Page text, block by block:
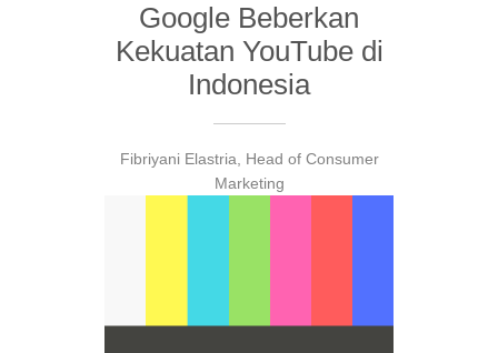
Google Beberkan
Kekuatan YouTube di
Indonesia
Fibriyani Elastria, Head of Consumer
Marketing